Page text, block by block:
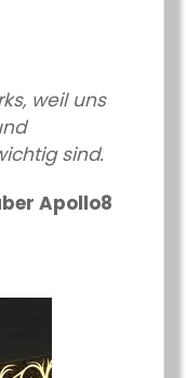
weil uns
sind.
Apollo8